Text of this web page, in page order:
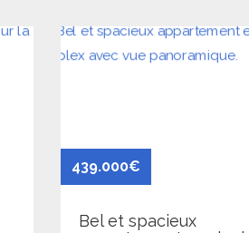
439.000€
Bel et spacieux